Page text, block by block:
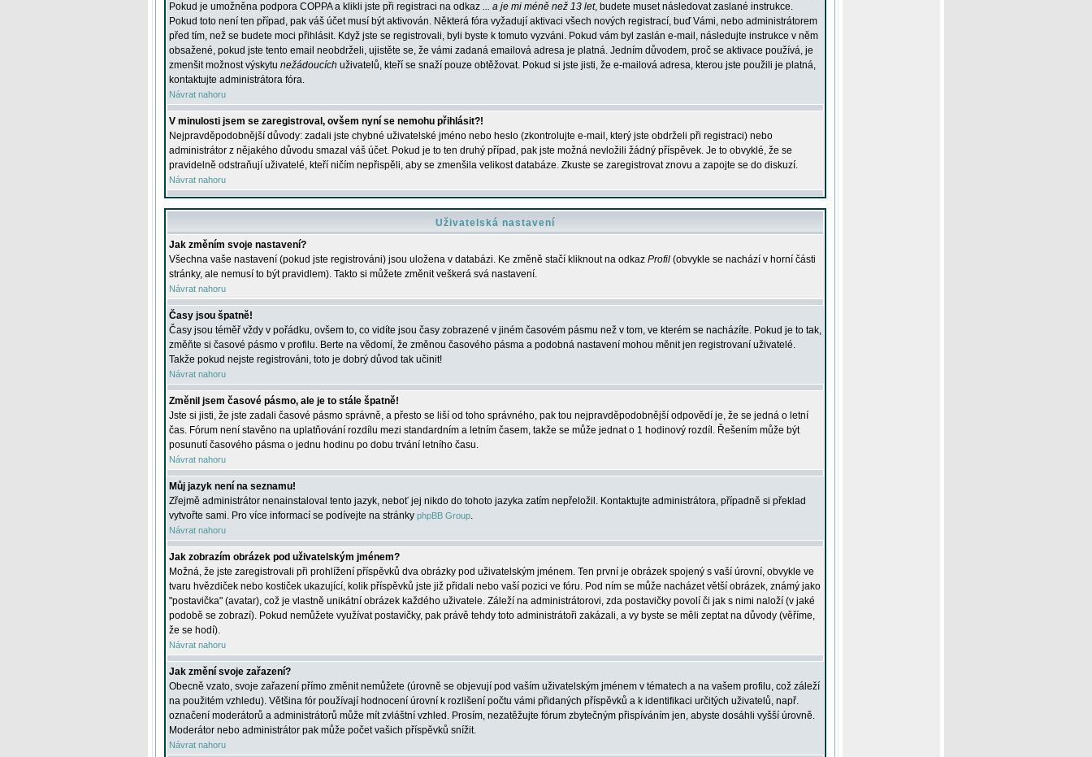
Pokud je umožněna podpora COPPA a klikli jste při registraci na odkaz ... a je mi méně než 13 let, budete muset následovat zaslané instrukce.
Pokud toto není ten případ, pak váš účet musí být aktivován. Některá fóra vyžadují aktivaci všech nových registrací, buď Vámi, nebo administrátorem
před tím, než se budete moci přihlásit. Když jste se registrovali, byli byste k tomuto vyzváni. Pokud vám byl zaslán e-mail, následujte instrukce v něm
obsažené, pokud jste tento email neobdrželi, ujistěte se, že vámi zadaná emailová adresa je platná. Jedním důvodem, proč se aktivace používá, je
zmenšit možnost výskytu nežádoucích uživatelů, kteří se snaží pouze obtěžovat. Pokud si jste jisti, že e-mailová adresa, kterou jste použili je platná,
kontaktujte administrátora fóra.
Návrat nahoru
V minulosti jsem se zaregistroval, ovšem nyní se nemohu přihlásit?!
Nejpravděpodobnější důvody: zadali jste chybné uživatelské jméno nebo heslo (zkontrolujte e-mail, který jste obdrželi při registraci) nebo
administrátor z nějakého důvodu smazal váš účet. Pokud je to ten druhý případ, pak jste možná nevložili žádný příspěvek. Je to obvyklé, že se
pravidelně odstraňují uživatelé, kteří ničím nepřispěli, aby se zmenšila velikost databáze. Zkuste se zaregistrovat znovu a zapojte se do diskuzí.
Návrat nahoru
Uživatelská nastavení
Jak změním svoje nastavení?
Všechna vaše nastavení (pokud jste registrováni) jsou uložena v databázi. Ke změně stačí kliknout na odkaz Profil (obvykle se nachází v horní části
stránky, ale nemusí to být pravidlem). Takto si můžete změnit veškerá svá nastavení.
Návrat nahoru
Časy jsou špatně!
Časy jsou téměř vždy v pořádku, ovšem to, co vidíte jsou časy zobrazené v jiném časovém pásmu než v tom, ve kterém se nacházíte. Pokud je to tak,
změňte si časové pásmo v profilu. Berte na vědomí, že změnou časového pásma a podobná nastavení mohou měnit jen registrovaní uživatelé.
Takže pokud nejste registrováni, toto je dobrý důvod tak učinit!
Návrat nahoru
Změnil jsem časové pásmo, ale je to stále špatně!
Jste si jisti, že jste zadali časové pásmo správně, a přesto se liší od toho správného, pak tou nejpravděpodobnější odpovědí je, že se jedná o letní
čas. Fórum není stavěno na uplatňování rozdílu mezi standardním a letním časem, takže se může jednat o 1 hodinový rozdíl. Řešením může být
posunutí časového pásma o jednu hodinu po dobu trvání letního času.
Návrat nahoru
Můj jazyk není na seznamu!
Zřejmě administrátor nenainstaloval tento jazyk, neboť jej nikdo do tohoto jazyka zatím nepřeložil. Kontaktujte administrátora, případně si překlad
vytvořte sami. Pro více informací se podívejte na stránky phpBB Group.
Návrat nahoru
Jak zobrazím obrázek pod uživatelským jménem?
Možná, že jste zaregistrovali při prohlížení příspěvků dva obrázky pod uživatelským jménem. Ten první je obrázek spojený s vaší úrovní, obvykle ve
tvaru hvězdiček nebo kostiček ukazující, kolik příspěvků jste již přidali nebo vaší pozici ve fóru. Pod ním se může nacházet větší obrázek, známý jako
"postavička" (avatar), což je vlastně unikátní obrázek každého uživatele. Záleží na administrátorovi, zda postavičky povolí či jak s nimi naloží (v jaké
podobě se zobrazí). Pokud nemůžete využívat postavičky, pak právě tehdy toto administrátoři zakázali, a vy byste se měli zeptat na důvody (věříme,
že se hodí).
Návrat nahoru
Jak změní svoje zařazení?
Obecně vzato, svoje zařazení přímo změnit nemůžete (úrovně se objevují pod vaším uživatelským jménem v tématech a na vašem profilu, což záleží
na použitém vzhledu). Většina fór používají hodnocení úrovní k rozlišení počtu vámi přidaných příspěvků a k identifikaci určitých uživatelů, např.
označení moderátorů a administrátorů může mít zvláštní vzhled. Prosím, nezatěžujte fórum zbytečným přispíváním jen, abyste dosáhli vyšší úrovně.
Moderátor nebo administrátor pak může počet vašich příspěvků snížit.
Návrat nahoru